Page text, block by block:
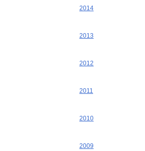
2014
2013
2012
2011
2010
2009